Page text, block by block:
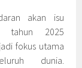
akan isu
tahun 2025
fokus utama
dunia.